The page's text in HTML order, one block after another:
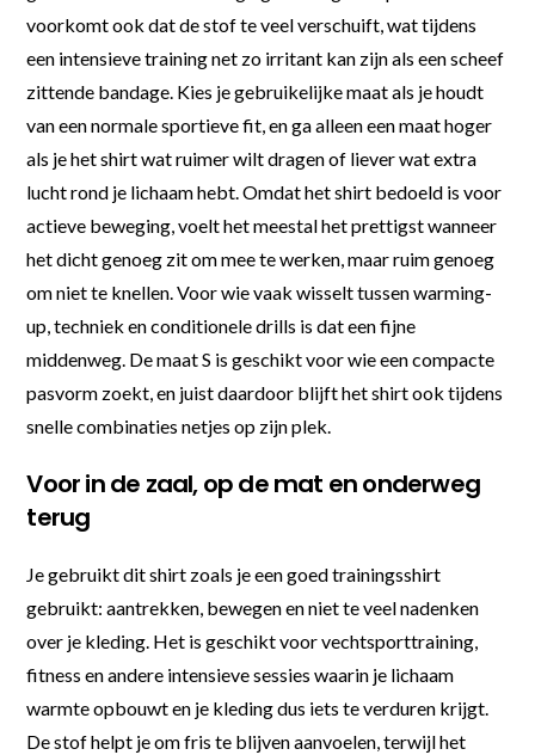
voorkomt ook dat de stof te veel verschuift, wat tijdens
een intensieve training net zo irritant kan zijn als een scheef
zittende bandage. Kies je gebruikelijke maat als je houdt
van een normale sportieve fit, en ga alleen een maat hoger
als je het shirt wat ruimer wilt dragen of liever wat extra
lucht rond je lichaam hebt. Omdat het shirt bedoeld is voor
actieve beweging, voelt het meestal het prettigst wanneer
het dicht genoeg zit om mee te werken, maar ruim genoeg
om niet te knellen. Voor wie vaak wisselt tussen warming-
up, techniek en conditionele drills is dat een fijne
middenweg. De maat S is geschikt voor wie een compacte
pasvorm zoekt, en juist daardoor blijft het shirt ook tijdens
snelle combinaties netjes op zijn plek.
Voor in de zaal, op de mat en onderweg
terug
Je gebruikt dit shirt zoals je een goed trainingsshirt
gebruikt: aantrekken, bewegen en niet te veel nadenken
over je kleding. Het is geschikt voor vechtsporttraining,
fitness en andere intensieve sessies waarin je lichaam
warmte opbouwt en je kleding dus iets te verduren krijgt.
De stof helpt je om fris te blijven aanvoelen, terwijl het